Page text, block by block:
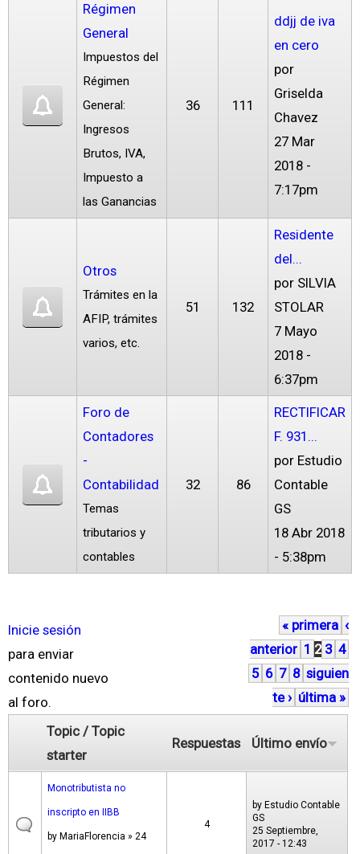
Régimen
General
Impuestos del
Régimen
General:
Ingresos
Brutos, IVA,
Impuesto a
las Ganancias
36 111
ddjj de iva
en cero
por
Griselda
Chavez
27 Mar
2018 -
7:17pm
Otros
Trámites en la
AFIP, trámites
varios, etc.
51 132
Residente
del...
por SILVIA
STOLAR
7 Mayo
2018 -
6:37pm
Foro de
Contadores
-
Contabilidad
Temas
tributarios y
contables
32 86
RECTIFICAR
F. 931...
por Estudio
Contable
GS
18 Abr 2018
- 5:38pm
Inicie sesión
para enviar
contenido nuevo
al foro.
P
á
g
i
s
« primera ‹
anterior 1 2 3 4
5 6 7 8 siguien
te › última »
Topic / Topic
starter
Respuestas Último envío
Monotributista no
inscripto en IIBB
by MariaFlorencia » 24
4
by Estudio Contable
GS
25 Septiembre,
2017 - 12:43